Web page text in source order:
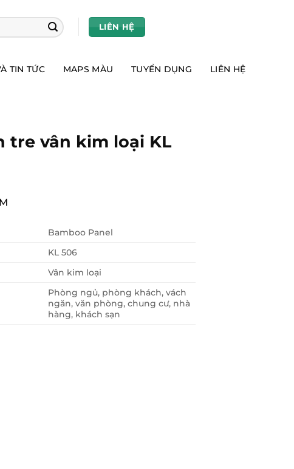
LIÊN HỆ
TIN TỨC MAPS MÀU TUYỂN DỤNG LIÊN HỆ
tre vân kim loại KL
Bamboo Panel
KL 506
Vân kim loại
Phòng ngủ, phòng khách, vách
ngăn, văn phòng, chung cư, nhà
hàng, khách sạn